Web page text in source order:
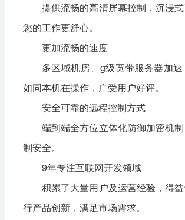
提供流畅的高清屏幕控制，沉浸
您的工作更舒心。
更加流畅的速度
多区域机房、g级宽带服务器加
如同本机在操作，广受用户好评。
安全可靠的远程控制方式
端到端全方位立体化防御加密机
制安全。
9年专注互联网开发领域
积累了大量用户及运营经验，得
行产品创新，满足市场需求。